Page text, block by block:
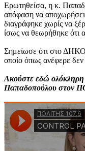
Ερωτηθείσα, η κ.
απόφαση να
διαγράφηκε χωρίς να
ίσως να θεωρήθηκε ότι
Σημείωσε ότι στο ΔΗΚΟ
οποίο όπως ανέφερε
Ακούστε εδώ ολόκληρη
Παπαδοπούλου στον